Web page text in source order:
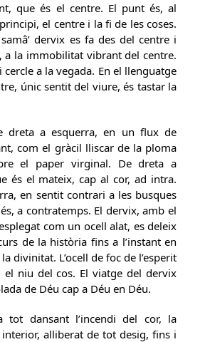
que és el centre. El punt és, al
el centre i la fi de les coses.
dervix es fa des del centre i
a la immobilitat vibrant del centre.
a la vegada. En el llenguatge
únic sentit del viure, és tastar la
dreta a esquerra, en un flux de
com el gràcil lliscar de la ploma
el paper virginal. De dreta a
és el mateix, cap al cor, ad intra.
en sentit contrari a les busques
a contratemps. El dervix, amb el
com un ocell alat, es deleix
de la història fins a l’instant en
divinitat. L’ocell de foc de l’esperit
el niu del cos. El viatge del dervix
de Déu cap a Déu en Déu.
tot dansant l’incendi del cor, la
alliberat de tot desig, fins i